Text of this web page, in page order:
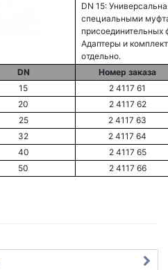
DN 15:
специальными
присоединительных
Адаптеры и
отдельно.
DN
Номер заказа
15
2 4117 61
20
2 4117 62
25
2 4117 63
32
2 4117 64
40
2 4117 65
50 2 4117 66